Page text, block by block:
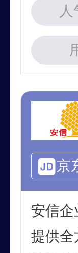
京
安信
提供全